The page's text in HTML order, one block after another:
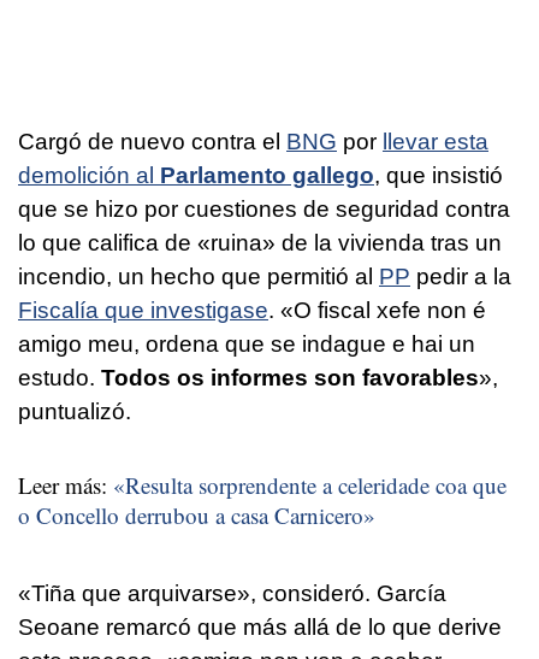
Cargó de nuevo contra el BNG por
llevar esta
demolición al Parlamento gallego, que insistió
que se hizo por cuestiones de seguridad contra
lo que califica de «ruina» de la vivienda tras un
incendio, un hecho que permitió al PP pedir a la
Fiscalía que investigase. «O fiscal xefe non é
amigo meu, ordena que se indague e hai un
estudo. Todos os informes son favorables»,
puntualizó.
Leer más: «Resulta sorprendente a celeridade coa que
o Concello derrubou a casa Carnicero»
«Tiña que arquivarse», consideró. García
Seoane remarcó que más allá de lo que derive